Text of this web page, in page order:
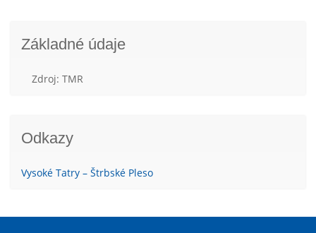
Základné údaje
Zdroj: TMR
Odkazy
Vysoké Tatry – Štrbské Pleso